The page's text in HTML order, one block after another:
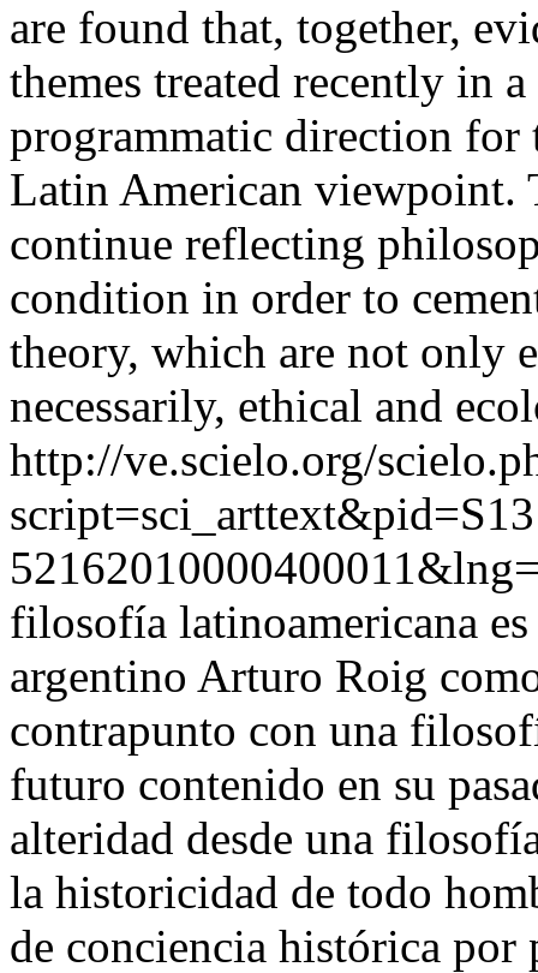
are found that, together,
themes treated recently in
programmatic direction for
Latin American viewpoint.
continue reflecting
condition in order to
theory, which are not only
necessarily, ethical and
http://ve.scielo.org/
filosofía latinoamericana
argentino Arturo Roig
contrapunto con una
futuro contenido en su
alteridad desde una
la historicidad de todo
de conciencia histórica por